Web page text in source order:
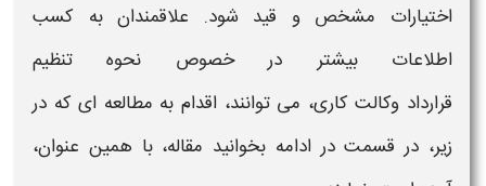
اختیارات مشخص و قید شود. علاقمندان به کسب
اطلاعات بیشتر در خصوص نحوه تنظیم
قرارداد وکالتکاری، می توانند، اقدام به مطالعه ای که در
زیر، در قسمت در ادامه بخوانید مقاله، با همین عنوان،